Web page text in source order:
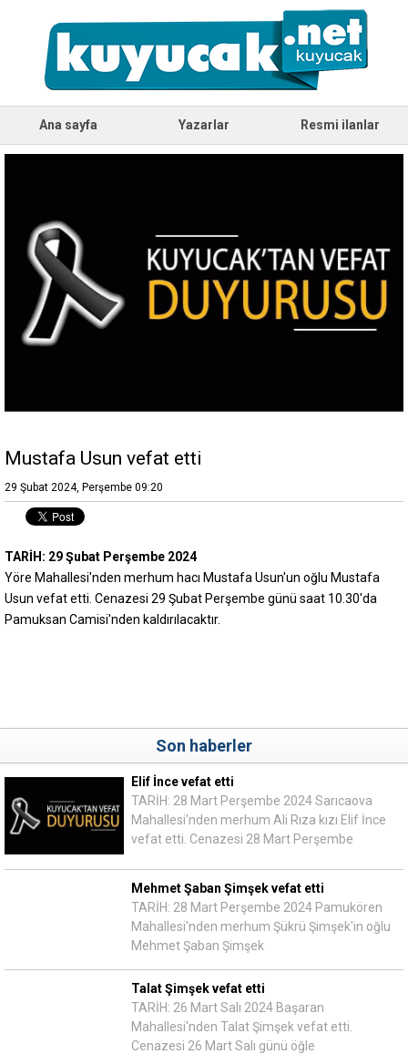
Ana sayfa Yazarlar Resmi ilanlar
Mustafa Usun vefat etti
29 Şubat 2024, Perşembe 09:20
TARİH: 29 Şubat Perşembe 2024
Yöre Mahallesi'nden merhum hacı Mustafa Usun'un oğlu Mustafa
Usun vefat etti. Cenazesi 29 Şubat Perşembe günü saat 10.30'da
Pamuksan Camisi'nden kaldırılacaktır.
Son haberler
Elif İnce vefat etti
TARİH: 28 Mart Perşembe 2024 Sarıcaova
Mahallesi'nden merhum Ali Rıza kızı Elif İnce
vefat etti. Cenazesi 28 Mart Perşembe
Mehmet Şaban Şimşek vefat etti
TARİH: 28 Mart Perşembe 2024 Pamukören
Mahallesi'nden merhum Şükrü Şimşek'in oğlu
Mehmet Şaban Şimşek
Talat Şimşek vefat etti
TARİH: 26 Mart Salı 2024 Başaran
Mahallesi'nden Talat Şimşek vefat etti.
Cenazesi 26 Mart Salı günü öğle